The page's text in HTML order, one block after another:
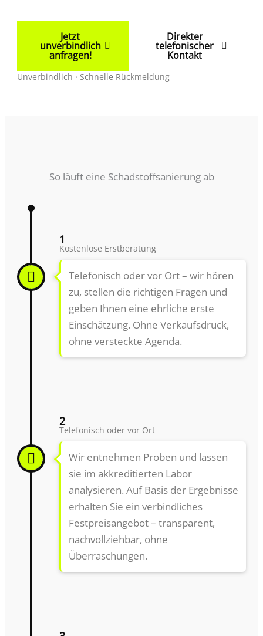
Jetzt
unverbindlich
anfragen!
Direkter
telefonischer
Kontakt
Unverbindlich · Schnelle Rückmeldung
So läuft eine Schadstoffsanierung ab
1
Kostenlose Erstberatung
Telefonisch oder vor Ort – wir hören
zu, stellen die richtigen Fragen und
geben Ihnen eine ehrliche erste
Einschätzung. Ohne Verkaufsdruck,
ohne versteckte Agenda.
2
Telefonisch oder vor Ort
Wir entnehmen Proben und lassen
sie im akkreditierten Labor
analysieren. Auf Basis der Ergebnisse
erhalten Sie ein verbindliches
Festpreisangebot – transparent,
nachvollziehbar, ohne
Überraschungen.